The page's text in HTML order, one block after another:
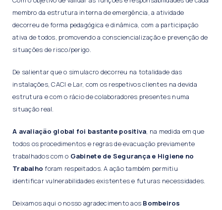
membro da estrutura interna de emergência, a atividade
decorreu de forma pedagógica e dinâmica, com a participação
ativa de todos, promovendo a consciencialização e prevenção de
situações de risco/perigo.
De salientar que o simulacro decorreu na totalidade das
instalações, CACI e Lar, com os respetivos clientes na devida
estrutura e com o rácio de colaboradores presentes numa
situação real.
A avaliação global foi bastante positiva, na medida em que
todos os procedimentos e regras de evacuação previamente
trabalhados com o Gabinete de Segurança e Higiene no
Trabalho foram respeitados. A ação também permitiu
identificar vulnerabilidades existentes e futuras necessidades.
Deixamos aqui o nosso agradecimento aos Bombeiros